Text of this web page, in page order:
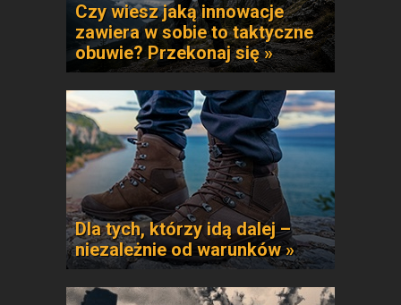
Czy wiesz jaką innowacje
zawiera w sobie to taktyczne
obuwie? Przekonaj się »
Dla tych, którzy idą dalej –
niezależnie od warunków »